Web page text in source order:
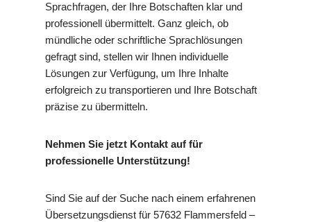
Sprachfragen, der Ihre Botschaften klar und
professionell übermittelt. Ganz gleich, ob
mündliche oder schriftliche Sprachlösungen
gefragt sind, stellen wir Ihnen individuelle
Lösungen zur Verfügung, um Ihre Inhalte
erfolgreich zu transportieren und Ihre Botschaft
präzise zu übermitteln.
Nehmen Sie jetzt Kontakt auf für
professionelle Unterstützung!
Sind Sie auf der Suche nach einem erfahrenen
Übersetzungsdienst für 57632 Flammersfeld –